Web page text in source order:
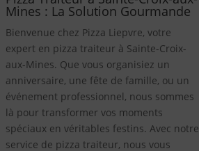
Mines : La Solution Gourmande
Bienvenue chez Pizza Liepvre, votre
expert en pizza traiteur à Sainte-Croix-
aux-Mines. Que vous organisiez un
anniversaire, une fête de famille, ou un
événement professionnel, nous sommes
là pour transformer vos moments
spéciaux en véritables festins. Avec notre
service de pizza traiteur, nous vous